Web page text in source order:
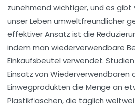
zunehmend wichtiger, und es gibt
unser Leben umweltfreundlicher
effektiver Ansatz ist die
indem man wiederverwendbare
Einkaufsbeutel verwendet.
Einsatz von Wiederverwendbaren
Einwegprodukten die Menge an
Plastikflaschen, die täglich